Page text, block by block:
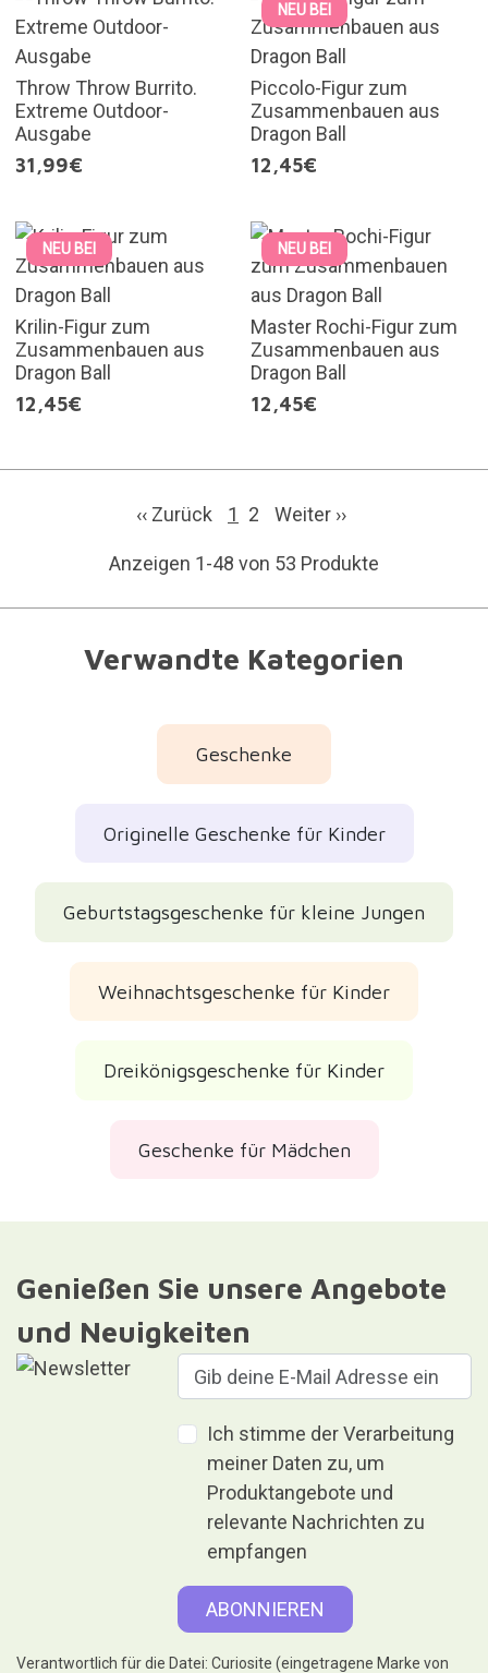
Throw Throw Burrito.
Extreme Outdoor-
Ausgabe
31,99€
NEU BEI
Piccolo-Figur zum
Zusammenbauen aus
Dragon Ball
12,45€
NEU BEI
Krilin-Figur zum
Zusammenbauen aus
Dragon Ball
12,45€
NEU BEI
Master Rochi-Figur zum
Zusammenbauen aus
Dragon Ball
12,45€
‹‹ Zurück 1 2 Weiter ››
Anzeigen 1-48 von 53 Produkte
Verwandte Kategorien
Geschenke
Originelle Geschenke für Kinder
Geburtstagsgeschenke für kleine Jungen
Weihnachtsgeschenke für Kinder
Dreikönigsgeschenke für Kinder
Geschenke für Mädchen
Genießen Sie unsere Angebote
und Neuigkeiten
Ich stimme der Verarbeitung
meiner Daten zu, um
Produktangebote und
relevante Nachrichten zu
empfangen
Verantwortlich für die Datei: Curiosite (eingetragene Marke von